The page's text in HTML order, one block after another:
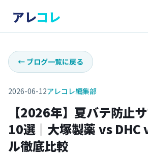
アレコレ
← ブログ一覧に戻る
2026-06-12アレコレ編集部
【2026年】夏バテ防止
10選｜大塚製薬 vs DHC
ル徹底比較